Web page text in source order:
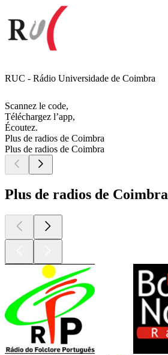
RUC - Rádio Universidade de Coimbra
Scannez le code,
Téléchargez l’app,
Écoutez.
Plus de radios de Coimbra
Plus de radios de Coimbra
Plus de radios de Coimbra